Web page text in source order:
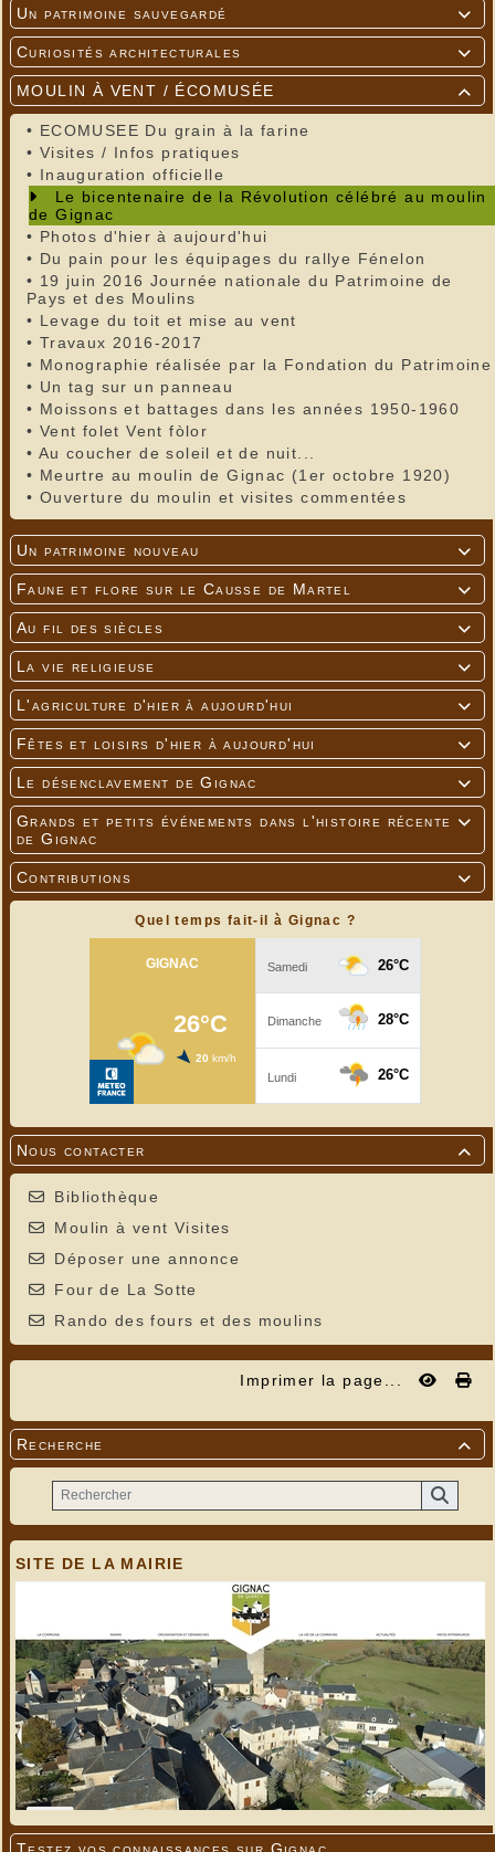

Un patrimoine sauvegardé

Curiosités architecturales

MOULIN À VENT / ÉCOMUSÉE
• ECOMUSEE Du grain à la farine
• Visites / Infos pratiques
• Inauguration officielle
Le bicentenaire de la Révolution célébré au moulin
de Gignac
• Photos d'hier à aujourd'hui
• Du pain pour les équipages du rallye Fénelon
• 19 juin 2016 Journée nationale du Patrimoine de
Pays et des Moulins
• Levage du toit et mise au vent
• Travaux 2016-2017
• Monographie réalisée par la Fondation du Patrimoine
• Un tag sur un panneau
• Moissons et battages dans les années 1950-1960
• Vent folet Vent fòlor
• Au coucher de soleil et de nuit...
• Meurtre au moulin de Gignac (1er octobre 1920)
• Ouverture du moulin et visites commentées

Un patrimoine nouveau

Faune et flore sur le Causse de Martel

Au fil des siècles

La vie religieuse

L'agriculture d'hier à aujourd'hui

Fêtes et loisirs d'hier à aujourd'hui

Le désenclavement de Gignac

Grands et petits événements dans l'histoire récente
de Gignac

Contributions
Quel temps fait-il à Gignac ?

Nous contacter
Bibliothèque
Moulin à vent Visites
Déposer une annonce
Four de La Sotte
Rando des fours et des moulins
Imprimer la page...

Recherche
SITE DE LA MAIRIE